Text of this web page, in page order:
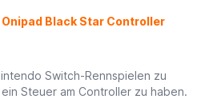
Black Star Controller
Switch-Rennspielen zu
Steuer am Controller zu haben.